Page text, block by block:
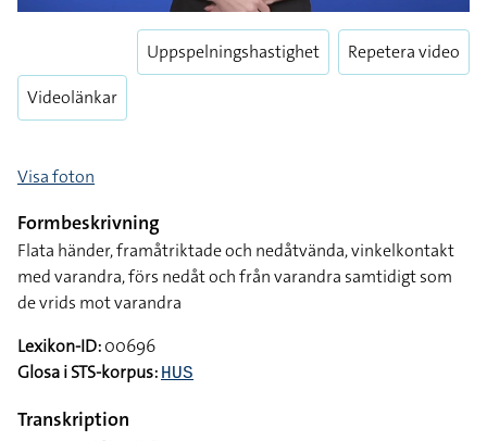
Videolänkar
Uppspelningshastighet Repetera video
Visa foton
Formbeskrivning
Flata händer, framåtriktade och nedåtvända, vinkelkontakt
med varandra, förs nedåt och från varandra samtidigt som
de vrids mot varandra
Lexikon-ID:00696
Glosa i STS-korpus: HUS
Transkription